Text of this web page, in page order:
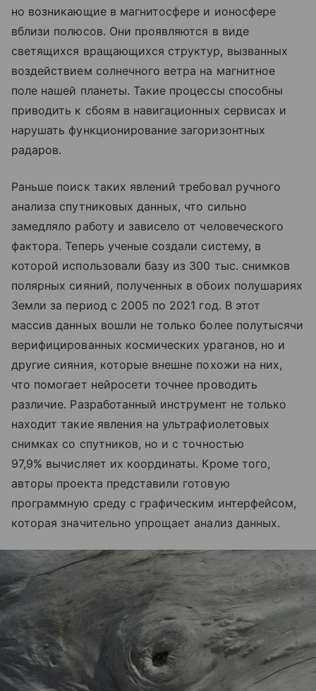
но возникающие в магнитосфере и ионосфере
вблизи полюсов. Они проявляются в виде
светящихся вращающихся структур, вызванных
воздействием солнечного ветра на магнитное
поле нашей планеты. Такие процессы способны
приводить к сбоям в навигационных сервисах и
нарушать функционирование загоризонтных
радаров.
Раньше поиск таких явлений требовал ручного
анализа спутниковых данных, что сильно
замедляло работу и зависело от человеческого
фактора. Теперь ученые создали систему, в
которой использовали базу из 300 тыс. снимков
полярных сияний, полученных в обоих полушариях
Земли за период с 2005 по 2021 год. В этот
массив данных вошли не только более полутысячи
верифицированных космических ураганов, но и
другие сияния, которые внешне похожи на них,
что помогает нейросети точнее проводить
различие. Разработанный инструмент не только
находит такие явления на ультрафиолетовых
снимках со спутников, но и с точностью
97,9% вычисляет их координаты. Кроме того,
авторы проекта представили готовую
программную среду с графическим интерфейсом,
которая значительно упрощает анализ данных.